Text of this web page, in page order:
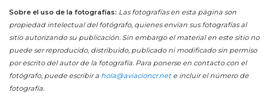
Sobre el uso de la fotografías: Las fotografías en esta página son
propiedad intelectual del fotógrafo, quienes envían sus fotografías al
sitio autorizando su publicación. Sin embargo el material en este sitio no
puede ser reproducido, distribuido, publicado ni modificado sin permiso
por escrito del autor de la fotografía. Para ponerse en contacto con el
fotógrafo, puede escribir a hola@aviacioncr.nete incluir el número de
fotografía.